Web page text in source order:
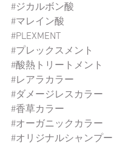
#ジカルボン酸
#マレイン酸
#PLEXMENT
#プレックスメント
#酸熱トリートメント
#レアラカラー
#ダメージレスカラー
#香草カラー
#オーガニックカラー
#オリジナルシャンプー